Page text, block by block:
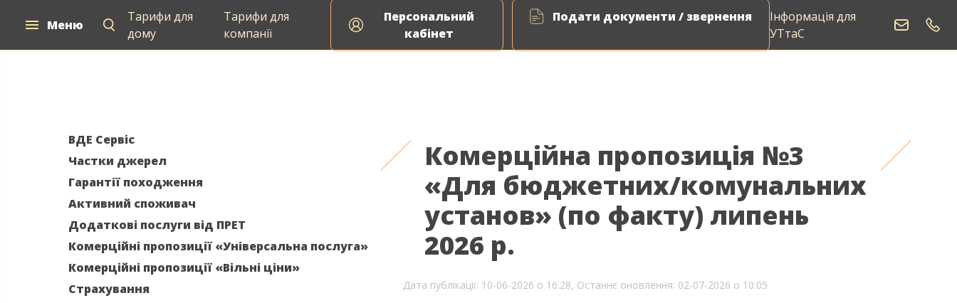
Меню
Тарифи для
дому
Тарифи для
компанії
Персональний
кабінет
Подати документи / звернення
Інформація для
УТтаС
Для дому Для компаній Постачання природного газу Енергоаудит ВДЕ Сервіс Виклик електрика
ВДЕ Сервіс
Частки джерел
Гарантії походження
Активний споживач
Додаткові послуги від ПРЕТ
Комерційні пропозиції «Універсальна послуга»
Комерційні пропозиції «Вільні ціни»
Страхування
Комерційна пропозиція №3
«Для бюджетних/комунальних
установ» (по факту) липень
2026 р.
Дата публікації: 10-06-2026 о 16:28, Останнє оновлення: 02-07-2026 о 10:05